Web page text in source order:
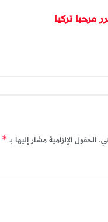
مرحبا تركيا
الحقول الإلزامية مشار إليها بـ *